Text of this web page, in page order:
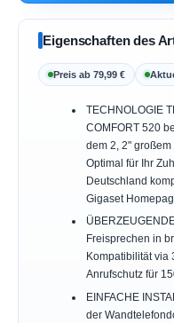
Eigenschaften des
Preis ab 79,99 €
TECHNOLOGIE
COMFORT 520
dem 2, 2"
Optimal für Ihr
Deutschland
Gigaset
Freisprechen in
Kompatibilität via
Anrufschutz für
EINFACHE
der